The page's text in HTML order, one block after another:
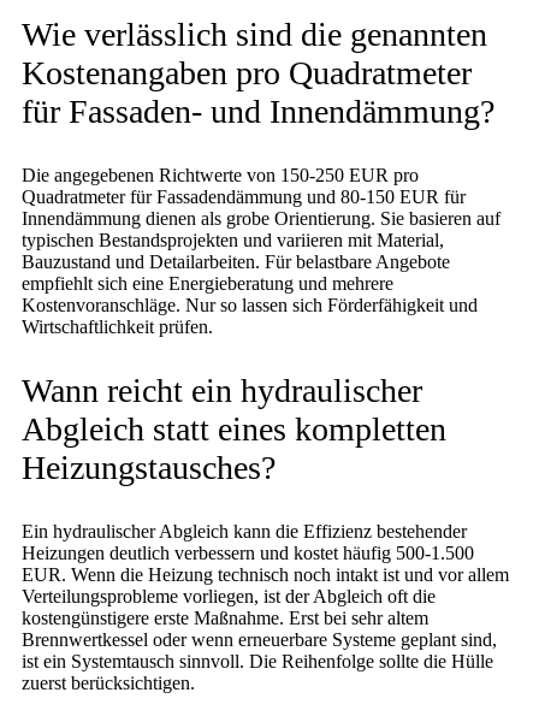
Wie verlässlich sind die genannten
Kostenangaben pro Quadratmeter
für Fassaden- und Innendämmung?
Die angegebenen Richtwerte von 150-250 EUR pro
Quadratmeter für Fassadendämmung und 80-150 EUR für
Innendämmung dienen als grobe Orientierung. Sie basieren auf
typischen Bestandsprojekten und variieren mit Material,
Bauzustand und Detailarbeiten. Für belastbare Angebote
empfiehlt sich eine Energieberatung und mehrere
Kostenvoranschläge. Nur so lassen sich Förderfähigkeit und
Wirtschaftlichkeit prüfen.
Wann reicht ein hydraulischer
Abgleich statt eines kompletten
Heizungstausches?
Ein hydraulischer Abgleich kann die Effizienz bestehender
Heizungen deutlich verbessern und kostet häufig 500-1.500
EUR. Wenn die Heizung technisch noch intakt ist und vor allem
Verteilungsprobleme vorliegen, ist der Abgleich oft die
kostengünstigere erste Maßnahme. Erst bei sehr altem
Brennwertkessel oder wenn erneuerbare Systeme geplant sind,
ist ein Systemtausch sinnvoll. Die Reihenfolge sollte die Hülle
zuerst berücksichtigen.